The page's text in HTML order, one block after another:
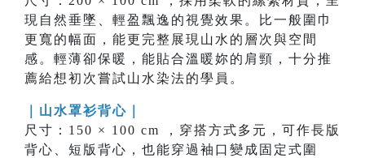
現自然垂墜、輕盈飄逸的視覺效果。比一般圍巾
更寬的幅面，能更完整展現山水的層次與空間
感。輕薄卻保暖，能貼合溫暖妳的肩頸，十分推
薦給想初次嘗試山水染法的學員。
｜山水罩衫背心｜
尺寸：150 × 100 cm ，穿搭方式多元，可作長版
背心、短版背心，也能穿過袖口變成固定式圍